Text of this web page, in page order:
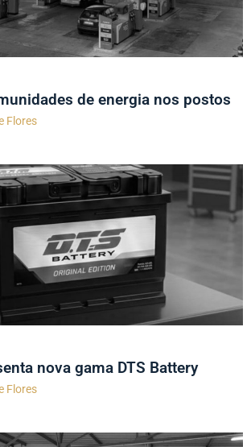
de energia nos postos
Flores
nova gama DTS Battery
Flores